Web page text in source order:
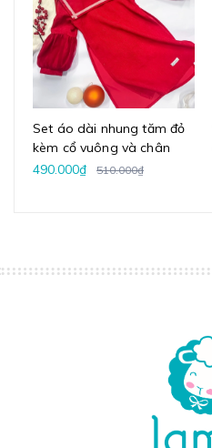
Set áo dài nhung tăm đỏ
kèm cổ vuông và chân
váy voan
490.000₫ 510.000₫